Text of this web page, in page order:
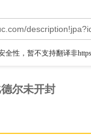
性，暂不支持翻译非